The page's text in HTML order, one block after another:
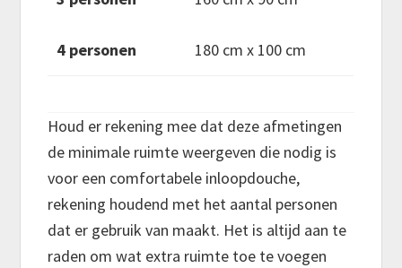
4 personen 180 cm x 100 cm
Houd er rekening mee dat deze afmetingen
de minimale ruimte weergeven die nodig is
voor een comfortabele inloopdouche,
rekening houdend met het aantal personen
dat er gebruik van maakt. Het is altijd aan te
raden om wat extra ruimte toe te voegen